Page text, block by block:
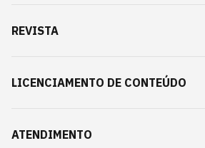
REVISTA
LICENCIAMENTO DE CONTEÚDO
ATENDIMENTO